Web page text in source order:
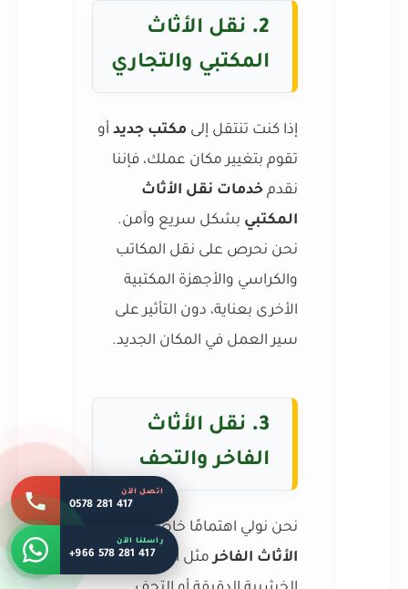
2.
نقل الأثاث
المكتبي والتجاري
إذا كنت تنتقل إلى مكتب جديد أو
تقوم بتغيير مكان عملك، فإننا
نقدم خدمات نقل الأثاث
المكتبي بشكل سريع وآمن.
نحن نحرص على نقل المكاتب
والكراسي والأجهزة المكتبية
الأخرى بعناية، دون التأثير على
سير العمل في المكان الجديد.
3.
نقل الأثاث
الفاخر والتحف
نحن نولي اهتمامًا خاصًا لنقل
الأثاث الفاخرمثل القطع
اتصل الآن
0578 281 417
راسلنا الآن
+966 578 281 417